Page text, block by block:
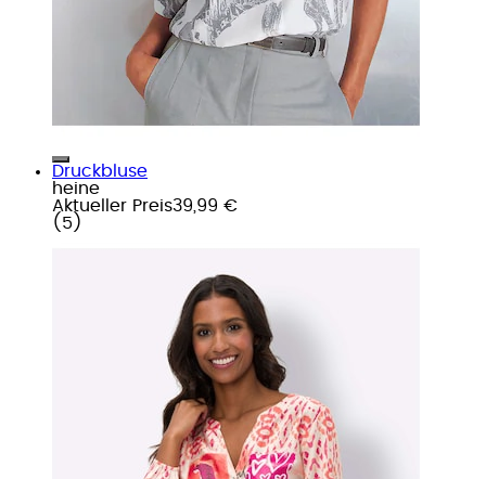
Druckbluse
heine
Aktueller Preis39,99 €
( 5 )